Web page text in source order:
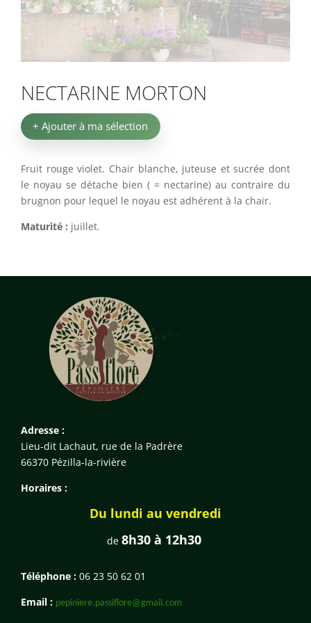
NECTARINE MORTON
+ Ajouter à ma sélection
Fruit rouge violet. Chair blanche, juteuse et sucrée dont
le noyau se détache bien ( = nectarine) au contraire du
brugnon pour lequel le noyau est adhérent à la chair.
Maturité : juillet.
Adresse :
Lieu-dit Lachaut, rue de la Padrère
66370 Pézilla-la-rivière
Horaires :
Du lundi au vendredi
de 8h30 à 12h30
Téléphone : 06 23 50 62 01
Email : pepiniere.passiflore@gmail.com